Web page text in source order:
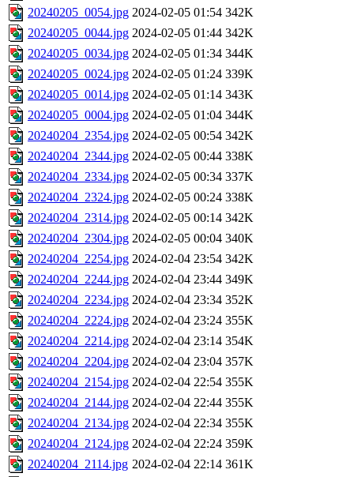
20240205_0054.jpg 2024-02-05 01:54 342K
20240205_0044.jpg 2024-02-05 01:44 342K
20240205_0034.jpg 2024-02-05 01:34 344K
20240205_0024.jpg 2024-02-05 01:24 339K
20240205_0014.jpg 2024-02-05 01:14 343K
20240205_0004.jpg 2024-02-05 01:04 344K
20240204_2354.jpg 2024-02-05 00:54 342K
20240204_2344.jpg 2024-02-05 00:44 338K
20240204_2334.jpg 2024-02-05 00:34 337K
20240204_2324.jpg 2024-02-05 00:24 338K
20240204_2314.jpg 2024-02-05 00:14 342K
20240204_2304.jpg 2024-02-05 00:04 340K
20240204_2254.jpg 2024-02-04 23:54 342K
20240204_2244.jpg 2024-02-04 23:44 349K
20240204_2234.jpg 2024-02-04 23:34 352K
20240204_2224.jpg 2024-02-04 23:24 355K
20240204_2214.jpg 2024-02-04 23:14 354K
20240204_2204.jpg 2024-02-04 23:04 357K
20240204_2154.jpg 2024-02-04 22:54 355K
20240204_2144.jpg 2024-02-04 22:44 355K
20240204_2134.jpg 2024-02-04 22:34 355K
20240204_2124.jpg 2024-02-04 22:24 359K
20240204_2114.jpg 2024-02-04 22:14 361K